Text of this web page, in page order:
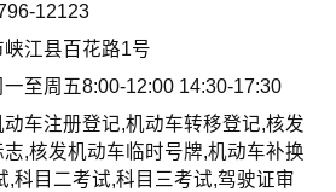
12123
峡江县百花路1号
一至周五8:00-12:00 14:30-17:30
动车注册登记,机动车转移登记,核发
,核发机动车临时号牌,机动车补换
,科目二考试,科目三考试,驾驶证审